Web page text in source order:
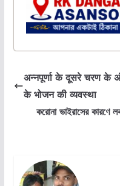
अन्नपूर्णा के दूसरे चरण के
के भोजन की व्यवस्था
করোনা ভাইরাসের কারণে